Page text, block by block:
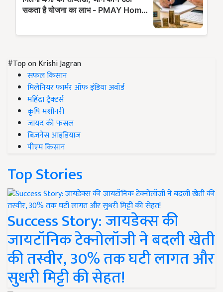
#Top on Krishi Jagran
सफल किसान
मिलेनियर फार्मर ऑफ इंडिया अवॉर्ड
महिंद्रा ट्रैक्टर्स
कृषि मशीनरी
जायद की फसल
बिज़नेस आइडियाज
पीएम किसान
Top Stories
Success Story: जायडेक्स की
जायटॉनिक टेक्नोलॉजी ने बदली खेती
की तस्वीर, 30% तक घटी लागत और
सुधरी मिट्टी की सेहत!